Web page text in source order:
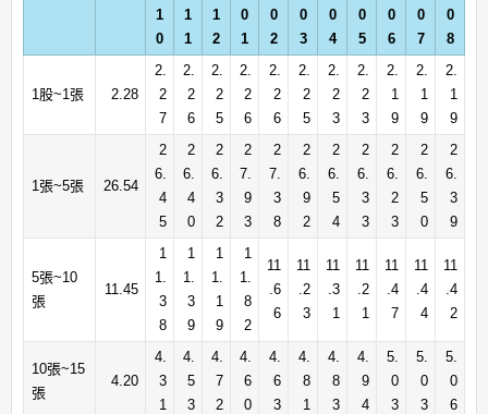
1
0
1
1
1
2
0
1
0
2
0
3
0
4
0
5
0
6
0
7
0
8
1股~1張 2.28
2.
2
7
2.
2
6
2.
2
5
2.
2
6
2.
2
6
2.
2
5
2.
2
3
2.
2
3
2.
1
9
2.
1
9
2.
1
9
1張~5張 26.54
2
6.
4
5
2
6.
4
0
2
6.
3
2
2
7.
9
3
2
7.
3
8
2
6.
9
2
2
6.
5
4
2
6.
3
3
2
6.
2
3
2
6.
5
0
2
6.
3
9
5張~10
張
11.45
1
1.
3
8
1
1.
3
9
1
1.
1
9
1
1.
8
2
11
.6
6
11
.2
3
11
.3
1
11
.2
1
11
.4
7
11
.4
4
11
.4
2
10張~15
張
4.20
4.
3
1
4.
5
3
4.
7
2
4.
6
0
4.
6
3
4.
8
1
4.
8
3
4.
9
4
5.
0
3
5.
0
3
5.
0
6